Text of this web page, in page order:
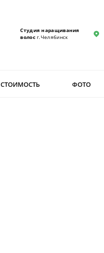
Студия наращивания
волосг.Челябинск
СТОИМОСТЬ ФОТО